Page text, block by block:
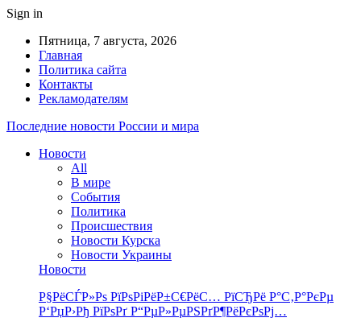
Sign in
Пятница, 7 августа, 2026
Главная
Политика сайта
Контакты
Рекламодателям
Последние новости России и мира
Новости
All
В мире
События
Политика
Происшествия
Новости Курска
Новости Украины
Новости
Р§РёСЃР»Рѕ РїРѕРіРёР±С€РёС… РїСЂРё Р°С‚Р°РєРµ
Р‘РџР›Рђ РїРѕРґ Р“РµР»РµРЅРґР¶РёРєРѕРј…